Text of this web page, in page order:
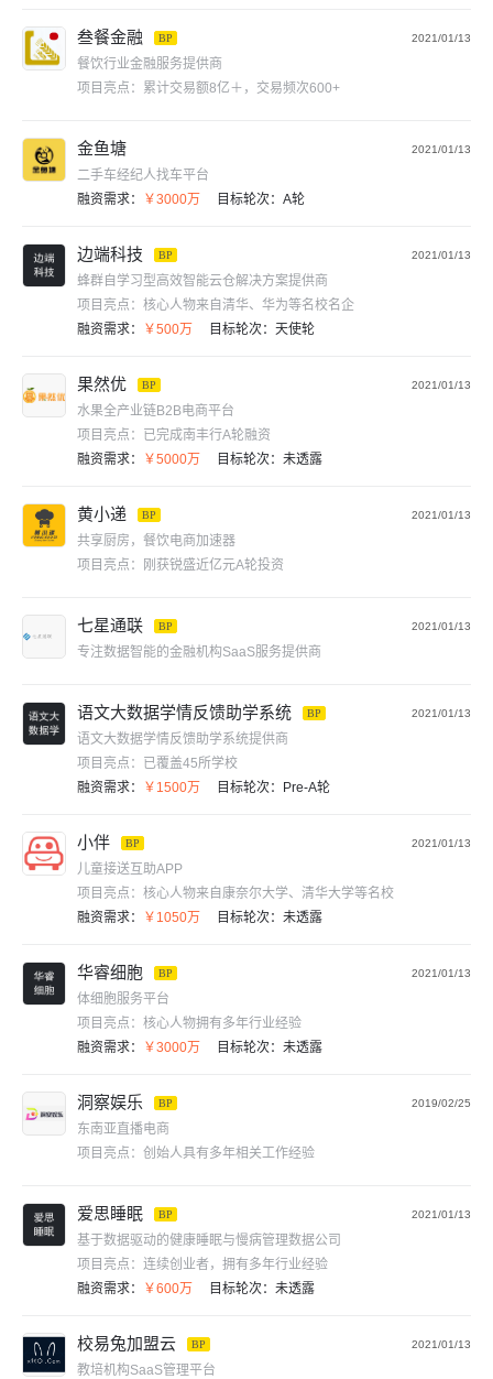
叁餐金融 BP 2021/01/13
餐饮行业金融服务提供商
项目亮点： 累计交易额8亿＋，交易频次600+
金鱼塘 2021/01/13
二手车经纪人找车平台
融资需求：
￥3000万 目标轮次： A轮
边端科技 BP 2021/01/13
蜂群自学习型高效智能云仓解决方案提供商
项目亮点： 核心人物来自清华、华为等名校名企
融资需求：
￥500万 目标轮次： 天使轮
果然优 BP 2021/01/13
水果全产业链B2B电商平台
项目亮点： 已完成南丰行A轮融资
融资需求：
￥5000万 目标轮次： 未透露
黄小递 BP 2021/01/13
共享厨房，餐饮电商加速器
项目亮点：
刚获锐盛近亿元A轮投资
七星通联 BP 2021/01/13
专注数据智能的金融机构SaaS服务提供商
语文大数据学情反馈助学系统 BP 2021/01/13
语文大数据学情反馈助学系统提供商
项目亮点： 已覆盖45所学校
融资需求：
￥1500万 目标轮次： Pre-A轮
小伴 BP 2021/01/13
儿童接送互助APP
项目亮点： 核心人物来自康奈尔大学、清华大学等名校
融资需求：
￥1050万 目标轮次： 未透露
华睿细胞 BP 2021/01/13
体细胞服务平台
项目亮点： 核心人物拥有多年行业经验
融资需求：
￥3000万 目标轮次： 未透露
洞察娱乐 BP 2019/02/25
东南亚直播电商
项目亮点： 创始人具有多年相关工作经验
爱思睡眠 BP 2021/01/13
基于数据驱动的健康睡眠与慢病管理数据公司
项目亮点： 连续创业者，拥有多年行业经验
融资需求：
￥600万 目标轮次： 未透露
校易兔加盟云 BP 2021/01/13
教培机构SaaS管理平台